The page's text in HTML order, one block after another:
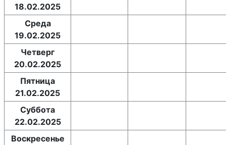
18.02.2025
Среда
19.02.2025
Четверг
20.02.2025
Пятница
21.02.2025
Суббота
22.02.2025
Воскресенье